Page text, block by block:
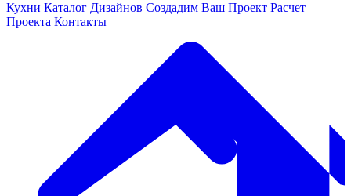
Кухни Каталог Дизайнов Создадим Ваш Проект Расчет
Проекта Контакты